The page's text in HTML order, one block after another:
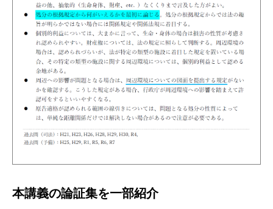
本講義の論証集を一部紹介